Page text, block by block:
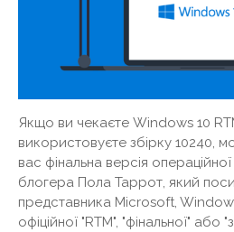
Якщо ви чекаєте Windows 10
використовуєте збірку 10240,
вас фінальна версія
блогера Пола Таррот, який
представника Microsoft,
офіційної "RTM", "фінальної" або